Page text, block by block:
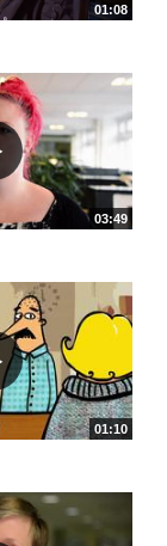
01:08
03:49
01:10